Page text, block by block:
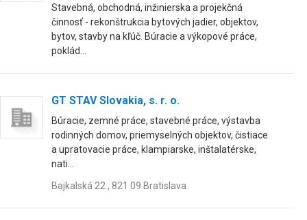
Stavebná, obchodná, inžinierska a projekčná
činnosť - rekonštrukcia bytových jadier, objektov,
bytov, stavby na kľúč. Búracie a výkopové práce,
poklád...
GT STAV Slovakia, s. r. o.
Búracie, zemné práce, stavebné práce, výstavba
rodinných domov, priemyselných objektov, čistiace
a upratovacie práce, klampiarske, inštalatérske,
nati...
Bajkalská 22 , 821 09 Bratislava